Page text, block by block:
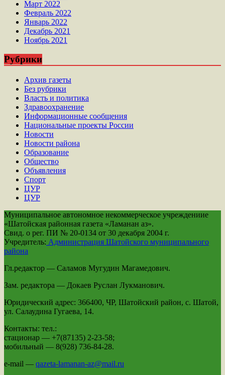
Март 2022
Февраль 2022
Январь 2022
Декабрь 2021
Ноябрь 2021
Рубрики
Архив газеты
Без рубрики
Власть и политика
Здравоохранение
Информационные сообщения
Национальные проекты России
Новости
Новости района
Образование
Общество
Объявления
Спорт
ЦУР
ЦУР
Муниципальное автономное некоммерческое учреждениие
«Шатойская районная газета «Ламанан аз».
Свид. о рег. ПИ № 20-0134 от 30 декабря 2004 г.
Учредитель: Администрация Шатойского муниципального
района
Гл.редактор — Саламов Мугудин Магамедович.
Зам. редактора — Докаев Руслан Лукманович.
Юридический адрес: 366400, ЧР, Шатойский район, с. Шатой,
ул. Салаудина Гугаева, 14.
Контакты: тел.:
стационар — +7(87135) 2-23-58;
мобильный — 8(928) 736-84-28.
e-mail — qazeta-lamanan-az@mail.ru